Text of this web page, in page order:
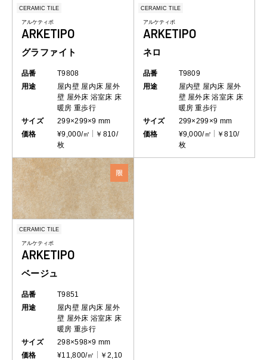
CERAMIC TILE
アルケティポ
ARKETIPO
グラファイト
品番
T9808
用途
屋内壁 屋内床 屋外
壁 屋外床 浴室床 床
暖房 重歩行
サイズ
299×299×9 mm
価格
¥9,000/㎡
￥810/
枚
CERAMIC TILE
アルケティポ
ARKETIPO
ネロ
品番
T9809
用途
屋内壁 屋内床 屋外
壁 屋外床 浴室床 床
暖房 重歩行
サイズ
299×299×9 mm
価格
¥9,000/㎡
￥810/
枚
CERAMIC TILE
アルケティポ
ARKETIPO
ベージュ
品番
T9851
用途
屋内壁 屋内床 屋外
壁 屋外床 浴室床 床
暖房 重歩行
サイズ
298×598×9 mm
価格
¥11,800/㎡
￥2,10